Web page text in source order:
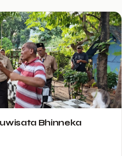
Bhinneka